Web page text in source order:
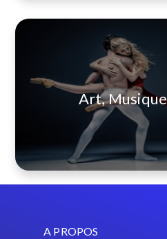
Art,
A PROPOS